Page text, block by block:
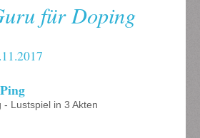
für Doping
Lustspiel in 3 Akten